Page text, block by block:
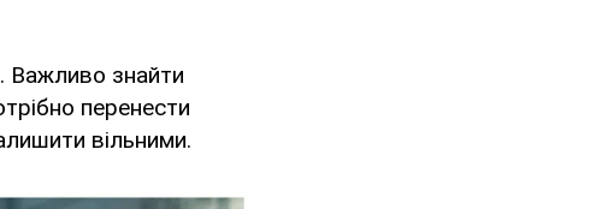
Важливо знайти
перенести
вільними.